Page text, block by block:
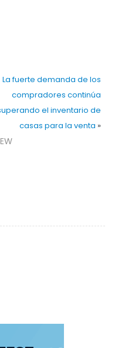
La fuerte demanda de los
compradores continúa
el inventario de
casas para la venta »